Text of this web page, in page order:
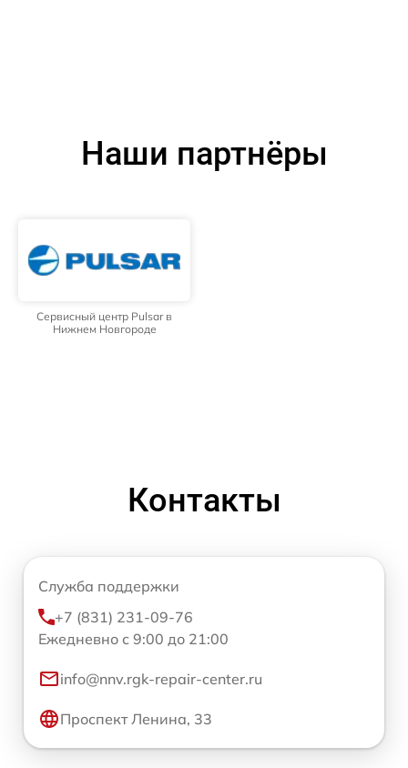
Наши партнёры
Сервисный центр Pulsar в
Нижнем Новгороде
Контакты
Служба поддержки
+7 (831) 231-09-76
Ежедневно с 9:00 до 21:00
info@nnv.rgk-repair-center.ru
Проспект Ленина, 33